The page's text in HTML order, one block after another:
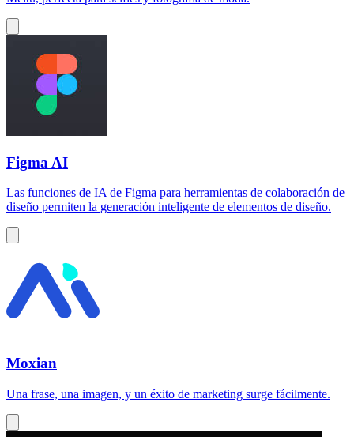
Figma AI
Las funciones de IA de Figma para herramientas de colaboración de
diseño permiten la generación inteligente de elementos de diseño.
Moxian
Una frase, una imagen, y un éxito de marketing surge fácilmente.